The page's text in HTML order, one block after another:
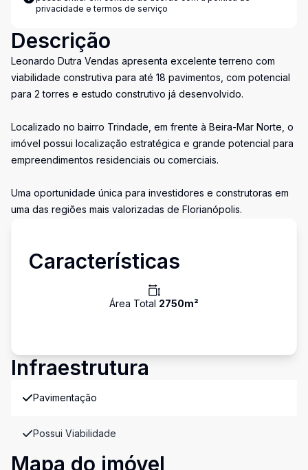
privacidade e termos de serviço
Descrição
Leonardo Dutra Vendas apresenta excelente terreno com
viabilidade construtiva para até 18 pavimentos, com potencial
para 2 torres e estudo construtivo já desenvolvido.
Localizado no bairro Trindade, em frente à Beira-Mar Norte, o
imóvel possui localização estratégica e grande potencial para
empreendimentos residenciais ou comerciais.
Uma oportunidade única para investidores e construtoras em
uma das regiões mais valorizadas de Florianópolis.
Características
Área Total 2750m²
Infraestrutura
Pavimentação
Possui Viabilidade
Mapa do imóvel